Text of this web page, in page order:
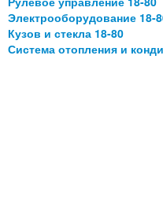
Электрооборудование 18-
Кузов и стекла 18-80
Система отопления и